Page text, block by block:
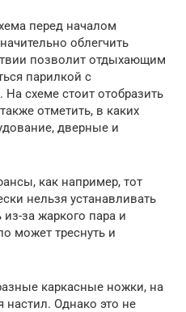
перед началом
облегчить
позволит отдыхающим
парилкой с
схеме стоит отобразить
отметить, в каких
дверные и
как например, тот
нельзя устанавливать
за жаркого пара и
может треснуть и
каркасные ножки, на
настил. Однако это не